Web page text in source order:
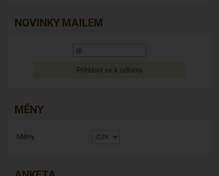
NOVINKY MAILEM
MĚNY
Měny